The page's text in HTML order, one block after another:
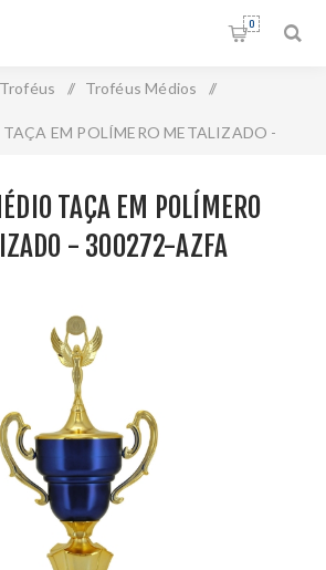
0
Troféus / Troféus Médios /
EM POLÍMERO METALIZADO -
TAÇA EM POLÍMERO
- 300272-AZFA